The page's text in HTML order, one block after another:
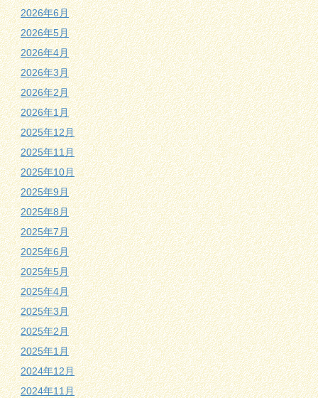
2026年6月
2026年5月
2026年4月
2026年3月
2026年2月
2026年1月
2025年12月
2025年11月
2025年10月
2025年9月
2025年8月
2025年7月
2025年6月
2025年5月
2025年4月
2025年3月
2025年2月
2025年1月
2024年12月
2024年11月